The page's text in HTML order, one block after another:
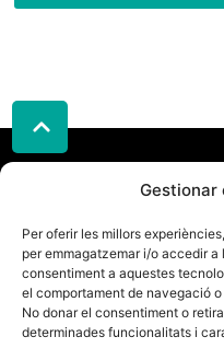
Gestionar
Per oferir les millors
per emmagatzemar i/o accedir
consentiment a aquestes
el comportament de navegació
No donar el consentiment o
determinades funcionalitats i
Gaudeix
del
Swing
amb